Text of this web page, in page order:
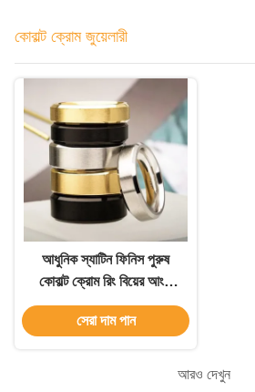
কোবাল্ট ক্রোম জুয়েলারী
আধুনিক স্যাটিন ফিনিস পুরুষ
কোবাল্ট ক্রোম রিং বিয়ের আংটি
Beveled প্রান্ত সঙ্গে
সেরা দাম পান
আরও দেখুন